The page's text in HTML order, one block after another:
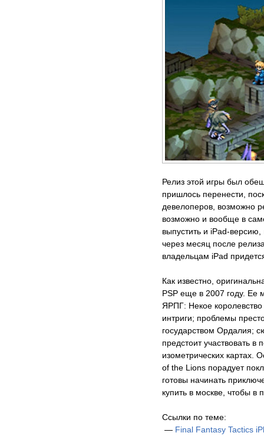
Релиз этой игры был
пришлось перенести,
девелоперов, возможно
возможно и вообще в
выпустить и iPad-версию,
через месяц после
владельцам iPad
Как известно,
PSP еще в 2007 году. Ее
ЯРПГ: Некое
интриги; проблемы
государством Ордалия;
предстоит участвовать
изометрических картах.
of the Lions порадует
готовы начинать
купить в москве, чтобы в
Ссылки по теме:
— Final Fantasy Tactics